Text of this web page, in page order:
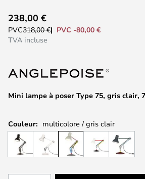
to
the
the
gallery
Mini lampe à poser Type 75, gris clair,
238,00 €
PVC318,00 €
PVC -80,00 €
TVA incluse
Couleur: multicolore / gris clair